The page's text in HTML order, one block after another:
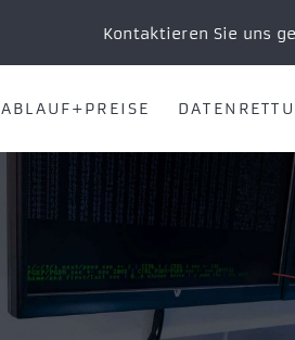
Kontaktieren Sie uns
ABLAUF+PREISE